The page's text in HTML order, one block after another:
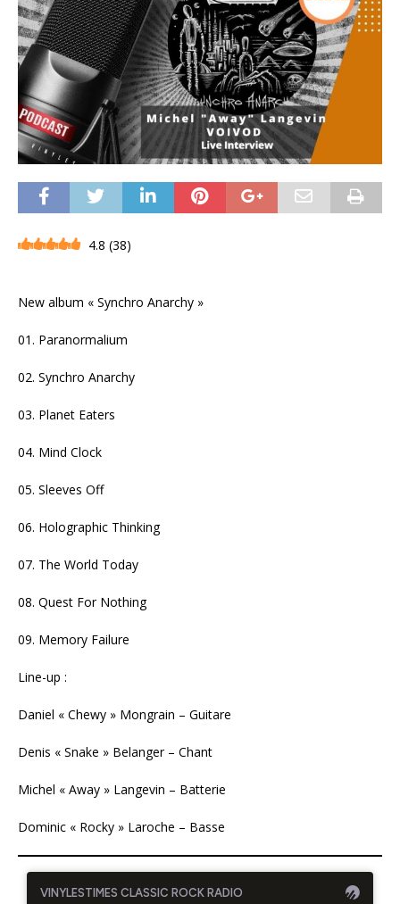
4.8 (38)
New album « Synchro Anarchy »
01. Paranormalium
02. Synchro Anarchy
03. Planet Eaters
04. Mind Clock
05. Sleeves Off
06. Holographic Thinking
07. The World Today
08. Quest For Nothing
09. Memory Failure
Line-up :
Daniel « Chewy » Mongrain – Guitare
Denis « Snake » Belanger – Chant
Michel « Away » Langevin – Batterie
Dominic « Rocky » Laroche – Basse